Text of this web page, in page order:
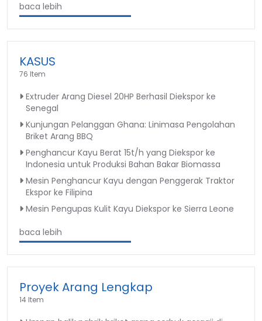
baca lebih
KASUS
76 Item
Extruder Arang Diesel 20HP Berhasil Diekspor ke
Senegal
Kunjungan Pelanggan Ghana: Linimasa Pengolahan
Briket Arang BBQ
Penghancur Kayu Berat 15t/h yang Diekspor ke
Indonesia untuk Produksi Bahan Bakar Biomassa
Mesin Penghancur Kayu dengan Penggerak Traktor
Ekspor ke Filipina
Mesin Pengupas Kulit Kayu Diekspor ke Sierra Leone
baca lebih
Proyek Arang Lengkap
14 Item